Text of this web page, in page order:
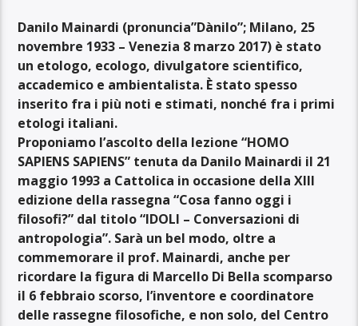
Danilo Mainardi (pronuncia”Dànilo”; Milano, 25
novembre 1933 – Venezia 8 marzo 2017) è stato
un etologo, ecologo, divulgatore scientifico,
accademico e ambientalista. È stato spesso
inserito fra i più noti e stimati, nonché fra i primi
etologi italiani.
Proponiamo l’ascolto della lezione “HOMO
SAPIENS SAPIENS” tenuta da Danilo Mainardi il 21
maggio 1993 a Cattolica in occasione della XIII
edizione della rassegna “Cosa fanno oggi i
filosofi?” dal titolo “IDOLI – Conversazioni di
antropologia”. Sarà un bel modo, oltre a
commemorare il prof. Mainardi, anche per
ricordare la figura di Marcello Di Bella scomparso
il 6 febbraio scorso, l’inventore e coordinatore
delle rassegne filosofiche, e non solo, del Centro